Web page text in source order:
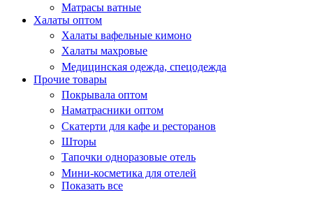
Матрасы ватные
Халаты оптом
Халаты вафельные кимоно
Халаты махровые
Медицинская одежда, спецодежда
Прочие товары
Покрывала оптом
Наматрасники оптом
Скатерти для кафе и ресторанов
Шторы
Тапочки одноразовые отель
Мини-косметика для отелей
Показать все